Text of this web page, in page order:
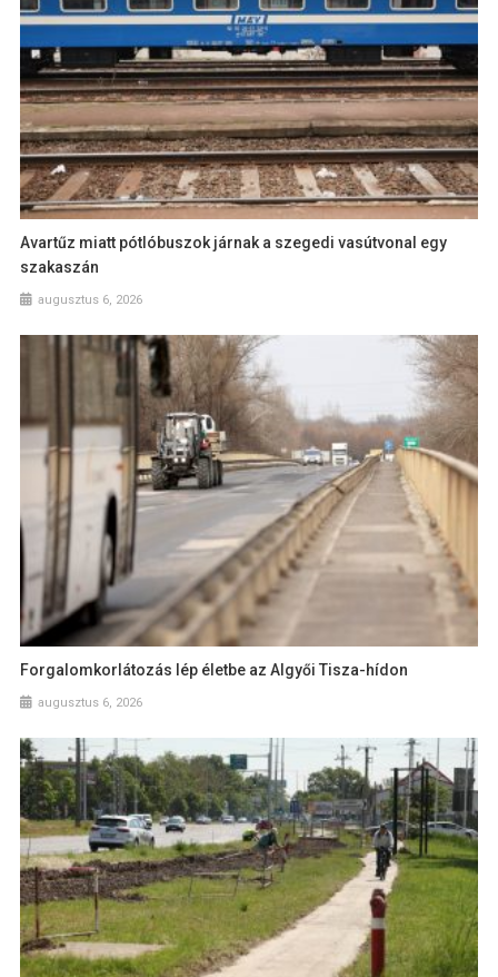
Avartűz miatt pótlóbuszok járnak a szegedi vasútvonal egy
szakaszán
augusztus 6, 2026
Forgalomkorlátozás lép életbe az Algyői Tisza-hídon
augusztus 6, 2026